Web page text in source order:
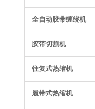
全自动胶带缠绕机
胶带切割机
往复式热缩机
履带式热缩机